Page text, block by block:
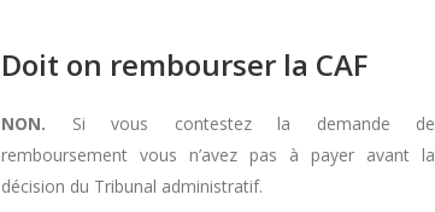
Doit on rembourser la CAF
NON. Si vous contestez la demande de
remboursement vous n’avez pas à payer avant la
décision du Tribunal administratif.